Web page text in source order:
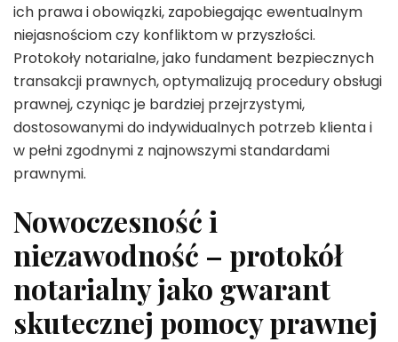
ich prawa i obowiązki, zapobiegając ewentualnym
niejasnościom czy konfliktom w przyszłości.
Protokoły notarialne, jako fundament bezpiecznych
transakcji prawnych, optymalizują procedury obsługi
prawnej, czyniąc je bardziej przejrzystymi,
dostosowanymi do indywidualnych potrzeb klienta i
w pełni zgodnymi z najnowszymi standardami
prawnymi.
Nowoczesność i
niezawodność – protokół
notarialny jako gwarant
skutecznej pomocy prawnej